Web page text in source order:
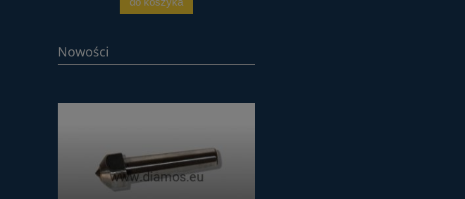
Nowości